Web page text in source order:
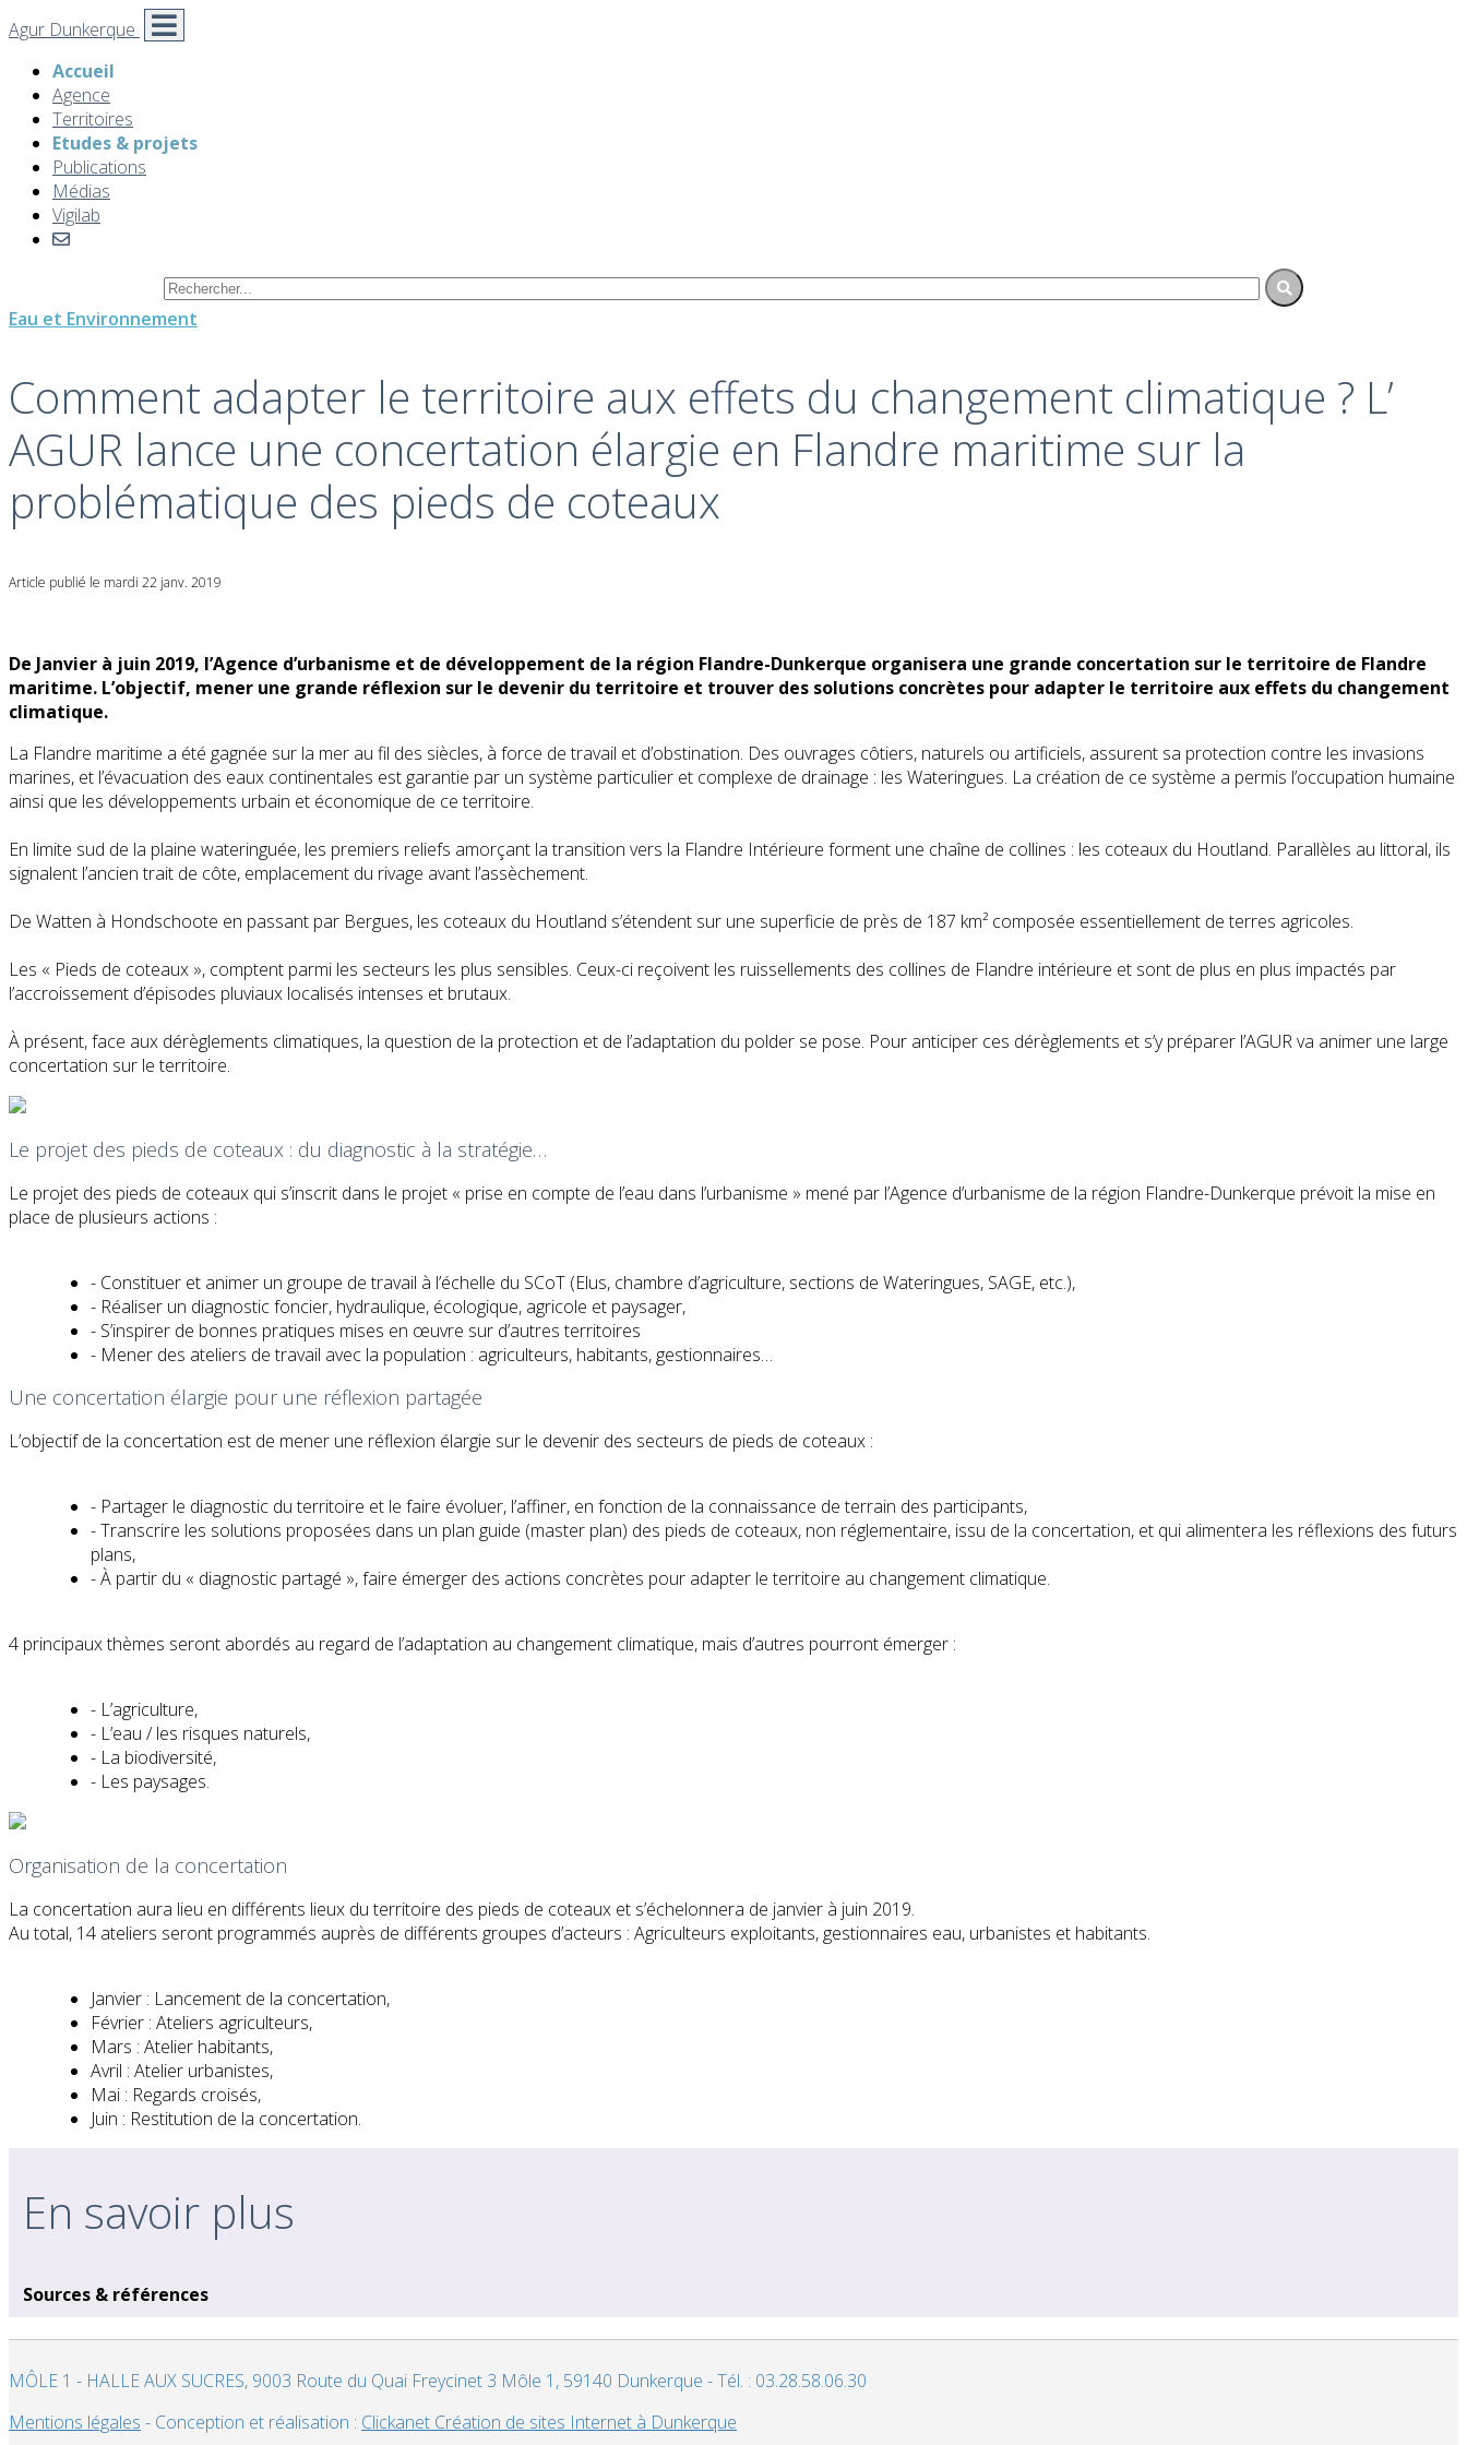
Agur Dunkerque
Accueil
Agence
Territoires
Etudes & projets
Publications
Médias
Vigilab
Eau et Environnement
Comment adapter le territoire aux effets du changement climatique ? L’
AGUR lance une concertation élargie en Flandre maritime sur la
problématique des pieds de coteaux
Article publié le mardi 22 janv. 2019
De Janvier à juin 2019, l’Agence d’urbanisme et de développement de la région Flandre-Dunkerque organisera une grande concertation sur le territoire de Flandre
maritime. L’objectif, mener une grande réflexion sur le devenir du territoire et trouver des solutions concrètes pour adapter le territoire aux effets du changement
climatique.
La Flandre maritime a été gagnée sur la mer au fil des siècles, à force de travail et d’obstination. Des ouvrages côtiers, naturels ou artificiels, assurent sa protection contre les invasions
marines, et l’évacuation des eaux continentales est garantie par un système particulier et complexe de drainage : les Wateringues. La création de ce système a permis l’occupation humaine
ainsi que les développements urbain et économique de ce territoire.
En limite sud de la plaine wateringuée, les premiers reliefs amorçant la transition vers la Flandre Intérieure forment une chaîne de collines : les coteaux du Houtland. Parallèles au littoral, ils
signalent l’ancien trait de côte, emplacement du rivage avant l’assèchement.
De Watten à Hondschoote en passant par Bergues, les coteaux du Houtland s’étendent sur une superficie de près de 187 km² composée essentiellement de terres agricoles.
Les « Pieds de coteaux », comptent parmi les secteurs les plus sensibles. Ceux-ci reçoivent les ruissellements des collines de Flandre intérieure et sont de plus en plus impactés par
l’accroissement d’épisodes pluviaux localisés intenses et brutaux.
À présent, face aux dérèglements climatiques, la question de la protection et de l’adaptation du polder se pose. Pour anticiper ces dérèglements et s’y préparer l’AGUR va animer une large
concertation sur le territoire.
Le projet des pieds de coteaux : du diagnostic à la stratégie…
Le projet des pieds de coteaux qui s’inscrit dans le projet « prise en compte de l’eau dans l’urbanisme » mené par l’Agence d’urbanisme de la région Flandre-Dunkerque prévoit la mise en
place de plusieurs actions :
- Constituer et animer un groupe de travail à l’échelle du SCoT (Elus, chambre d’agriculture, sections de Wateringues, SAGE, etc.),
- Réaliser un diagnostic foncier, hydraulique, écologique, agricole et paysager,
- S’inspirer de bonnes pratiques mises en œuvre sur d’autres territoires
- Mener des ateliers de travail avec la population : agriculteurs, habitants, gestionnaires…
Une concertation élargie pour une réflexion partagée
L’objectif de la concertation est de mener une réflexion élargie sur le devenir des secteurs de pieds de coteaux :
- Partager le diagnostic du territoire et le faire évoluer, l’affiner, en fonction de la connaissance de terrain des participants,
- Transcrire les solutions proposées dans un plan guide (master plan) des pieds de coteaux, non réglementaire, issu de la concertation, et qui alimentera les réflexions des futurs
plans,
- À partir du « diagnostic partagé », faire émerger des actions concrètes pour adapter le territoire au changement climatique.
4 principaux thèmes seront abordés au regard de l’adaptation au changement climatique, mais d’autres pourront émerger :
- L’agriculture,
- L’eau / les risques naturels,
- La biodiversité,
- Les paysages.
Organisation de la concertation
La concertation aura lieu en différents lieux du territoire des pieds de coteaux et s’échelonnera de janvier à juin 2019.
Au total, 14 ateliers seront programmés auprès de différents groupes d’acteurs : Agriculteurs exploitants, gestionnaires eau, urbanistes et habitants.
Janvier : Lancement de la concertation,
Février : Ateliers agriculteurs,
Mars : Atelier habitants,
Avril : Atelier urbanistes,
Mai : Regards croisés,
Juin : Restitution de la concertation.
En savoir plus
Sources & références
MÔLE 1 - HALLE AUX SUCRES, 9003 Route du Quai Freycinet 3 Môle 1, 59140 Dunkerque - Tél. : 03.28.58.06.30
Mentions légales - Conception et réalisation : Clickanet Création de sites Internet à Dunkerque